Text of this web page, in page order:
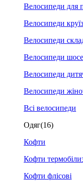
Велосипеди для
Велосипеди
Велосипеди
Велосипеди
Велосипеди
Велосипеди
Всі велосипеди
Одяг(16)
Кофти
Кофти
Кофти флісові